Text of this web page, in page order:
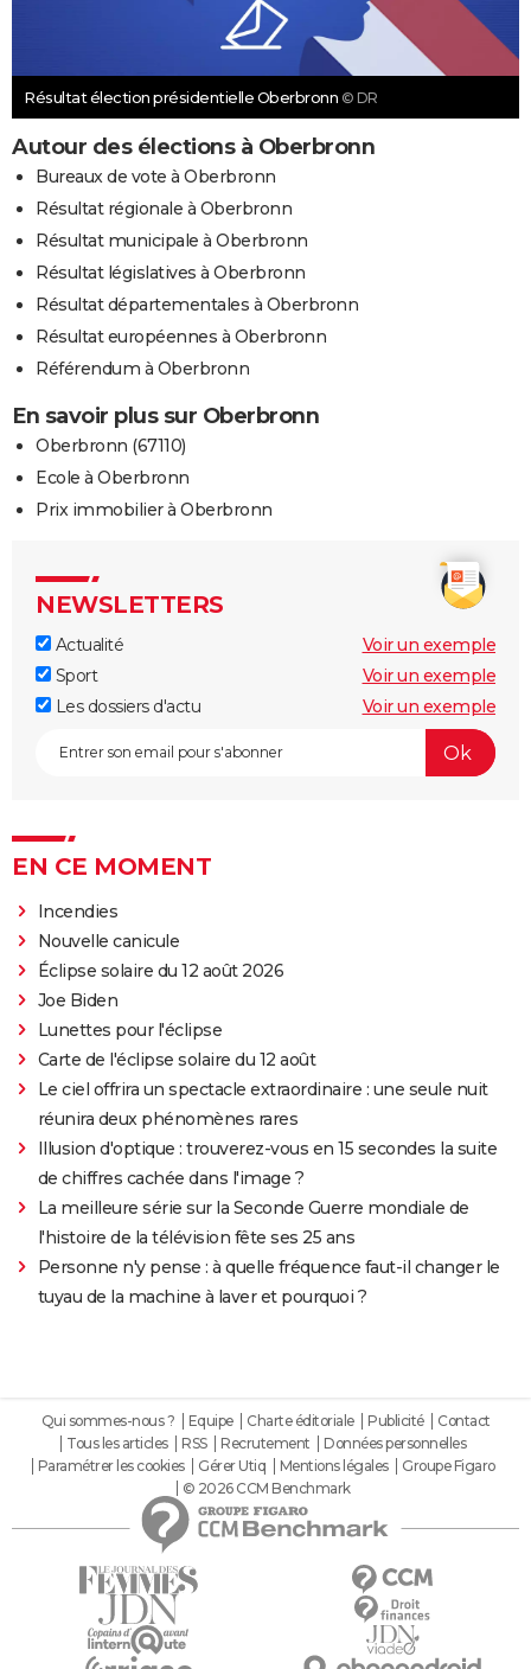
Résultat élection présidentielle Oberbronn © DR
Autour des élections à Oberbronn
Bureaux de vote à Oberbronn
Résultat régionale à Oberbronn
Résultat municipale à Oberbronn
Résultat législatives à Oberbronn
Résultat départementales à Oberbronn
Résultat européennes à Oberbronn
Référendum à Oberbronn
En savoir plus sur Oberbronn
Oberbronn (67110)
Ecole à Oberbronn
Prix immobilier à Oberbronn
NEWSLETTERS
Actualité
Voir un exemple
Sport
Voir un exemple
Les dossiers d'actu
Voir un exemple
EN CE MOMENT
Incendies
Nouvelle canicule
Éclipse solaire du 12 août 2026
Joe Biden
Lunettes pour l'éclipse
Carte de l'éclipse solaire du 12 août
Le ciel offrira un spectacle extraordinaire : une seule nuit
réunira deux phénomènes rares
Illusion d'optique : trouverez-vous en 15 secondes la suite
de chiffres cachée dans l'image ?
La meilleure série sur la Seconde Guerre mondiale de
l'histoire de la télévision fête ses 25 ans
Personne n'y pense : à quelle fréquence faut-il changer le
tuyau de la machine à laver et pourquoi ?
Qui sommes-nous ? Equipe Charte éditoriale Publicité
Contact
Tous les articles
RSS Recrutement
Données personnelles
Paramétrer les cookies
Gérer Utiq Mentions légales
Groupe Figaro
© 2026 CCM Benchmark